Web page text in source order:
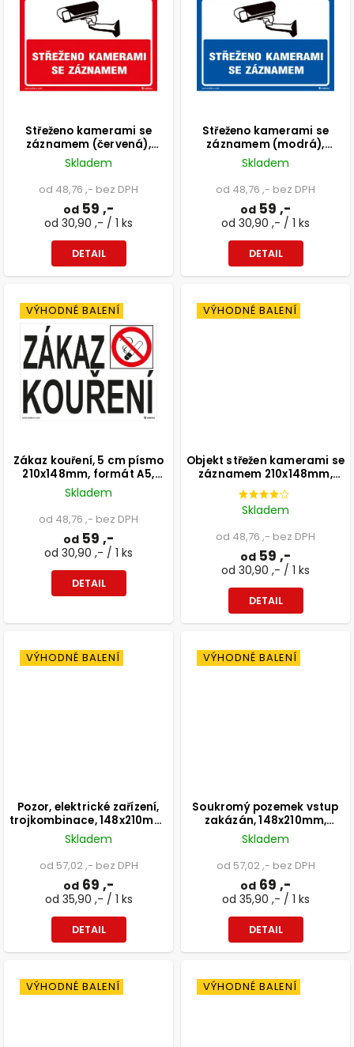
Střeženo kamerami se
záznamem (červená),
210x148mm, formát A5,
samolepka
Skladem
od 48,76 ,- bez DPH
od 59 ,-
od 30,90 ,- / 1 ks
DETAIL
Střeženo kamerami se
záznamem (modrá),
210x148mm, formát A5,
samolepka
Skladem
od 48,76 ,- bez DPH
od 59 ,-
od 30,90 ,- / 1 ks
DETAIL
VÝHODNÉ BALENÍ
Zákaz kouření, 5 cm písmo
210x148mm, formát A5,
samolepka
Skladem
od 48,76 ,- bez DPH
od 59 ,-
od 30,90 ,- / 1 ks
DETAIL
VÝHODNÉ BALENÍ
Objekt střežen kamerami se
záznamem 210x148mm,
formát A5, samolepka
Skladem
od 48,76 ,- bez DPH
od 59 ,-
od 30,90 ,- / 1 ks
DETAIL
VÝHODNÉ BALENÍ
Pozor, elektrické zařízení,
trojkombinace, 148x210mm,
samolepka
Skladem
od 57,02 ,- bez DPH
od 69 ,-
od 35,90 ,- / 1 ks
DETAIL
VÝHODNÉ BALENÍ
Soukromý pozemek vstup
zakázán, 148x210mm,
formát A5, samolepka
Skladem
od 57,02 ,- bez DPH
od 69 ,-
od 35,90 ,- / 1 ks
DETAIL
VÝHODNÉ BALENÍ VÝHODNÉ BALENÍ